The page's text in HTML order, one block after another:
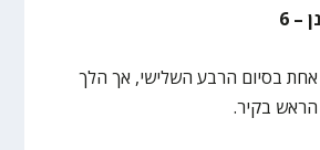
– 6
בסיום הרבע השלישי, אך הלך
בקיר.